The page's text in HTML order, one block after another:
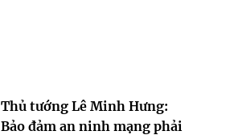
Thủ tướng Lê Minh Hưng:
Bảo đảm an ninh mạng phải